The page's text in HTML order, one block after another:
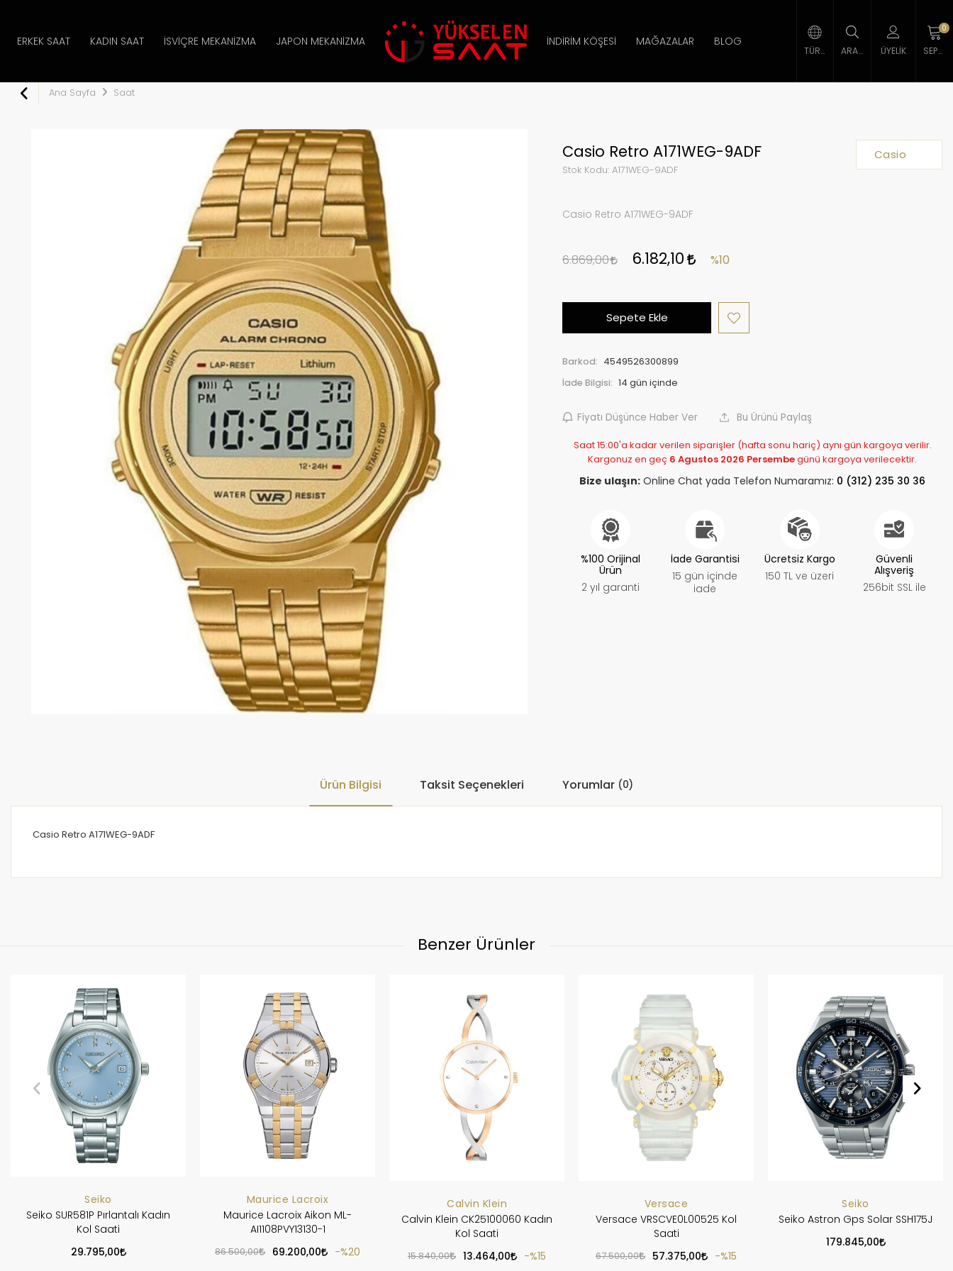
ERKEK SAAT KADIN SAAT İSVIÇRE MEKANIZMA JAPON MEKANIZMA İNDIRIM KÖŞESI MAĞAZALAR BLOG
ÜYELIK
0
Ana Sayfa Saat
Casio
Casio Retro A171WEG-9ADF
Stok Kodu: A171WEG-9ADF
Casio Retro A171WEG-9ADF
6.869,00 6.182,10 %10
Sepete Ekle
Barkod: 4549526300899
İade Bilgisi:
Fiyatı Düşünce Haber Ver Bu Ürünü Paylaş
Saat 15:00'a kadar verilen siparişler (hafta sonu hariç) aynı gün kargoya verilir.
Kargonuz en geç 6 Agustos 2026 Persembe günü kargoya verilecektir.
Bize ulaşın: Online Chat yada Telefon Numaramız: 0 (312) 235 30 36
%100 Orijinal
Ürün
2 yıl garanti
İade Garantisi
15 gün içinde
iade
Ücretsiz Kargo
150 TL ve üzeri
Güvenli
Alışveriş
256bit SSL ile
Ürün Bilgisi Taksit Seçenekleri Yorumlar (0)
Casio Retro A171WEG-9ADF
Benzer Ürünler
Seiko
Seiko SUR581P Pırlantalı Kadın
Kol Saati
29.795,00
Maurice Lacroix
Maurice Lacroix Aikon ML-
AI1108PVY13130-1
86.500,00 69.200,00 %20
Calvin Klein
Calvin Klein CK25100060 Kadın
Kol Saati
15.840,00 13.464,00 %15
Versace
Versace VRSCVE0L00525 Kol
Saati
67.500,00 57.375,00 %15
Seiko
Seiko Astron Gps Solar SSH175J
179.845,00